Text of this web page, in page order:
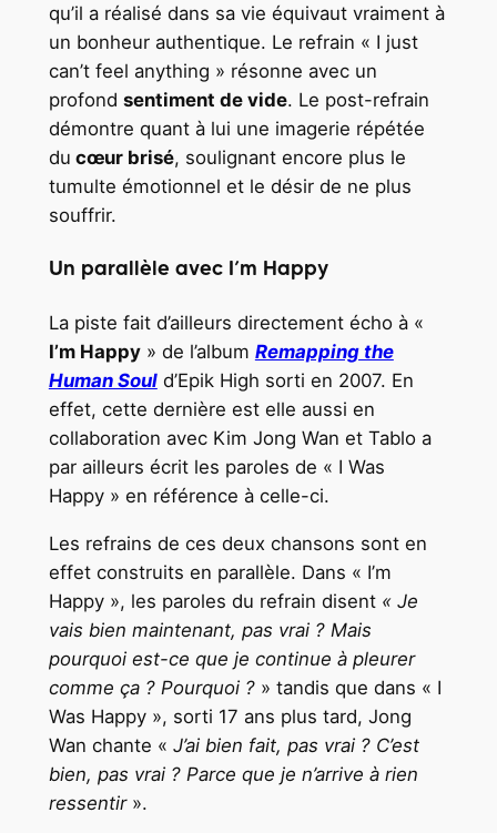
qu’il a réalisé dans sa vie équivaut vraiment à
un bonheur authentique. Le refrain « I just
can’t feel anything » résonne avec un
profond sentiment de vide. Le post-refrain
démontre quant à lui une imagerie répétée
du cœur brisé, soulignant encore plus le
tumulte émotionnel et le désir de ne plus
souffrir.
Un parallèle avec I’m Happy
La piste fait d’ailleurs directement écho à «
I’m Happy» de l’album Remapping the
Human Soul d’Epik High sorti en 2007. En
effet, cette dernière est elle aussi en
collaboration avec Kim Jong Wan et Tablo a
par ailleurs écrit les paroles de « I Was
Happy » en référence à celle-ci.
Les refrains de ces deux chansons sont en
effet construits en parallèle. Dans « I’m
Happy », les paroles du refrain disent « Je
vais bien maintenant, pas vrai ? Mais
pourquoi est-ce que je continue à pleurer
comme ça ? Pourquoi ?» tandis que dans « I
Was Happy », sorti 17 ans plus tard, Jong
Wan chante « J’ai bien fait, pas vrai ? C’est
bien, pas vrai ? Parce que je n’arrive à rien
ressentir».